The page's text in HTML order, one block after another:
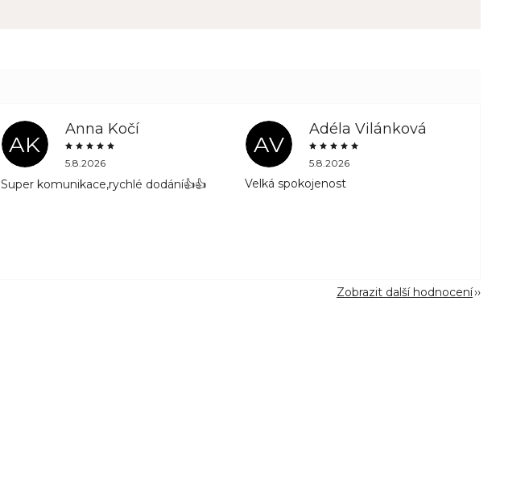
AK
Anna Kočí
5.8.2026
Super komunikace,rychlé dodání👍👍
AV
Adéla Vilánková
5.8.2026
Velká spokojenost
Zobrazit další hodnocení